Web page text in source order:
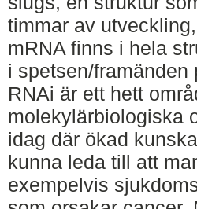
timmar av
mRNA finns i hela
i spetsen/framänden
RNAi är ett hett
molekylärbiologiska
idag där ökad
kunna leda till att
exempelvis